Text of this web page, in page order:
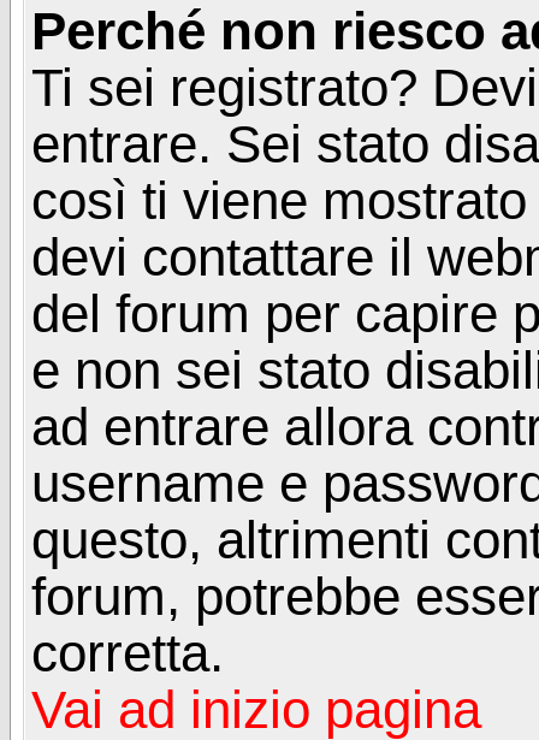
Perché non riesco
Ti sei registrato?
entrare. Sei stato
così ti viene
devi contattare il
del forum per capire
e non sei stato
ad entrare allora
username e
questo, altrimenti
forum, potrebbe
corretta.
Vai ad inizio pagina